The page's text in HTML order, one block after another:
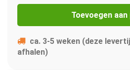
Toevoegen
ca. 3-5 weken (deze
afhalen)